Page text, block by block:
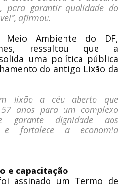
para garantir qualidade do
afirmou.
Ambiente do DF,
ressaltou que a
uma política pública
do antigo Lixão da
lixão a céu aberto que
anos para um complexo
garante dignidade aos
e fortalece a economia
e capacitação
assinado um Termo de